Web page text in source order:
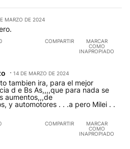
MARZO DE 2024
COMPARTIR
MARCAR
COMO
INAPROPIADO
14 DE MARZO DE 2024
tambien ira, para el mejor
d e Bs As,,,,que para nada se
aumentos,,,de
y automotores . . .a pero Milei . .
COMPARTIR
MARCAR
COMO
INAPROPIADO